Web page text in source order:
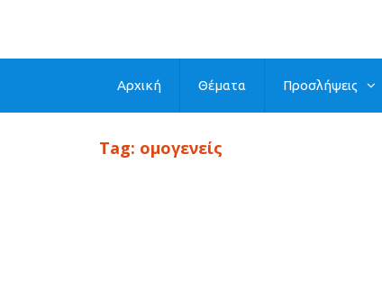
Αρχική Θέματα Προσλήψεις
Tag: ομογενείς